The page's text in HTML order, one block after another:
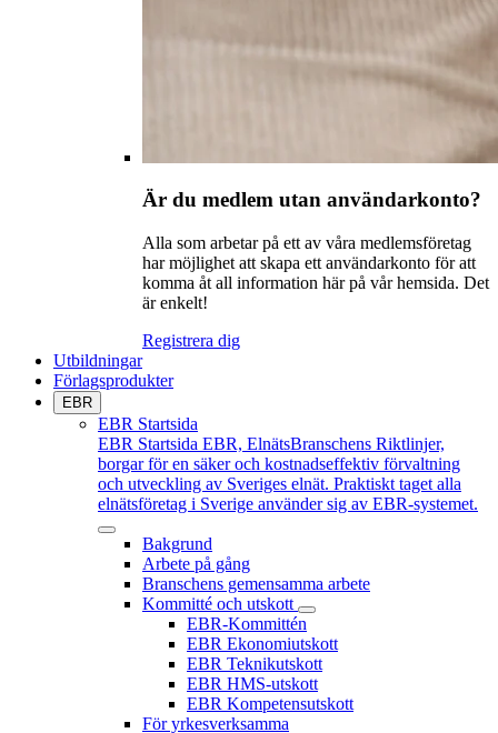
Är du medlem utan användarkonto?
Alla som arbetar på ett av våra medlemsföretag
har möjlighet att skapa ett användarkonto för att
komma åt all information här på vår hemsida. Det
är enkelt!
Registrera dig
Utbildningar
Förlagsprodukter
EBR
EBR Startsida
EBR Startsida EBR, ElnätsBranschens Riktlinjer,
borgar för en säker och kostnadseffektiv förvaltning
och utveckling av Sveriges elnät. Praktiskt taget alla
elnätsföretag i Sverige använder sig av EBR-systemet.
Bakgrund
Arbete på gång
Branschens gemensamma arbete
Kommitté och utskott
EBR-Kommittén
EBR Ekonomiutskott
EBR Teknikutskott
EBR HMS-utskott
EBR Kompetensutskott
För yrkesverksamma